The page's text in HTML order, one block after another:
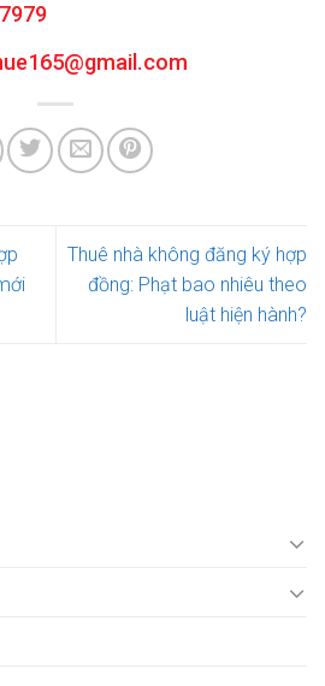
Thuê nhà không đăng ký hợp
đồng: Phạt bao nhiêu theo
luật hiện hành?